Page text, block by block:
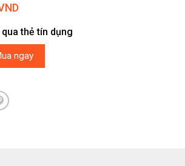
thẻ tín dụng
1400 lít DMF-1279ASI số lượng
ngay